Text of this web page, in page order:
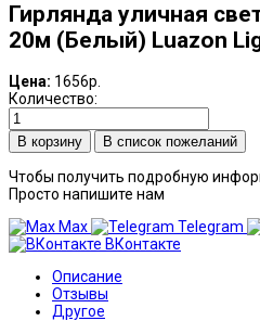
Гирлянда уличная
20м (Белый) Luazon
Цена: 1656р.
Количество:
В список пожеланий
Чтобы получить подробную
Просто напишите нам
Max
Telegram
ВКонтакте
Описание
Отзывы
Другое